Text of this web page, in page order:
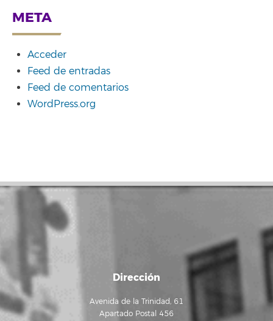
META
Acceder
Feed de entradas
Feed de comentarios
WordPress.org
Dirección
Avenida de la Trinidad, 61
Apartado Postal 456